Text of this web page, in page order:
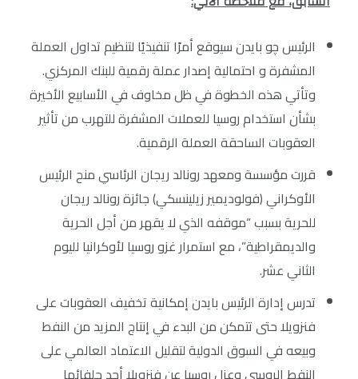
الرئيس چو بايدن سيوقع أمرًا تنفيذيًا لتنظيم تداول العملة
المشفرة و احتمالية إصدار عملة رقمية للبنك المركزي.
وتأتي هذه الخطوة في ظل مخاوف في الأسابيع الأخيرة
بشأن استخدام روسيا للعملات المشفرة للتهرب من تأثير
العقوبات الساحقة العملة الرقمية.
قررت مؤسسة ومعهد رونالد ريجان الرئاسي منح الرئيس
الأوكراني (فولوديمير زيلينسكي) جائزة رونالد ريجان
للحرية بسبب “موقفه الذي لا يقهر من أجل الحرية
والديمقراطية”، مع استمرار غزو روسيا لأوكرانيا لليوم
الثاني عشر.
تدرس إدارة الرئيس بايدن إمكانية تخفيف العقوبات على
فنزويلا حتى تتمكن من البدء في إنتاج المزيد من النفط
وبيعه في السوق الدولية لتقليل الاعتماد العالمي على